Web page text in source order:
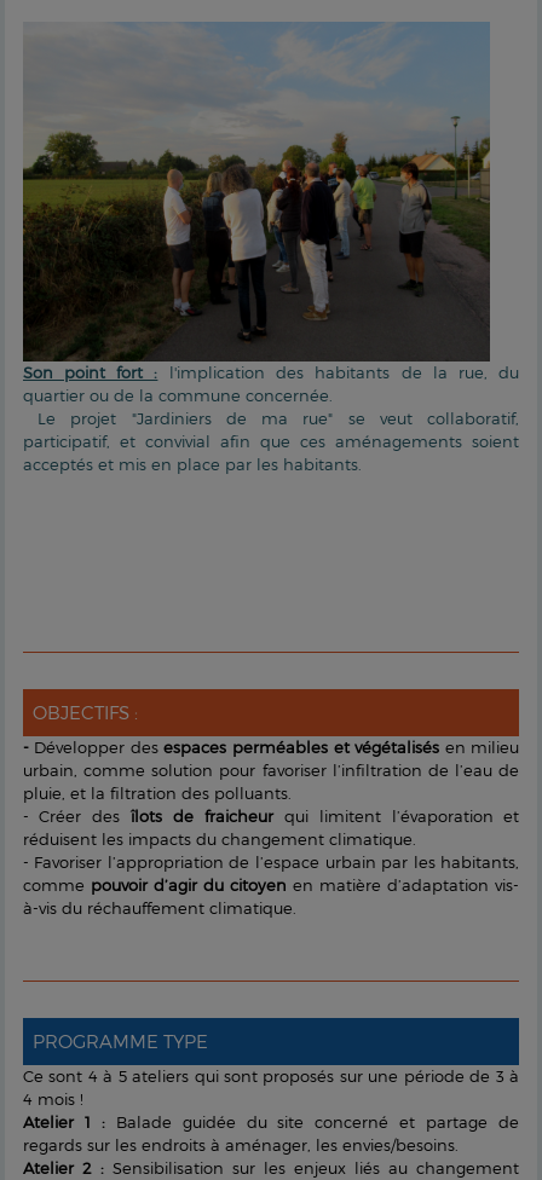
Son point fort : l'implication des habitants de la rue, du
quartier ou de la commune concernée.
Le projet "Jardiniers de ma rue" se veut collaboratif,
participatif, et convivial afin que ces aménagements soient
acceptés et mis en place par les habitants.
OBJECTIFS :
-Développer desespaces perméables et végétalisés en milieu
urbain, comme solution pour favoriser l’infiltration de l’eau de
pluie, et la filtration des polluants.
- Créer desîlots de fraicheurqui limitent l’évaporation et
réduisent les impacts du changement climatique.
- Favoriser l’appropriation de l’espace urbain par les habitants,
comme pouvoir d’agir du citoyenen matière d’adaptation vis-
à-vis du réchauffement climatique.
PROGRAMME TYPE
Ce sont 4 à 5 ateliers qui sont proposés sur une période de 3 à
4 mois !
Atelier 1 : Balade guidée du site concerné et partage de
regards sur les endroits à aménager, les envies/besoins.
Atelier 2 : Sensibilisation sur les enjeux liés au changement